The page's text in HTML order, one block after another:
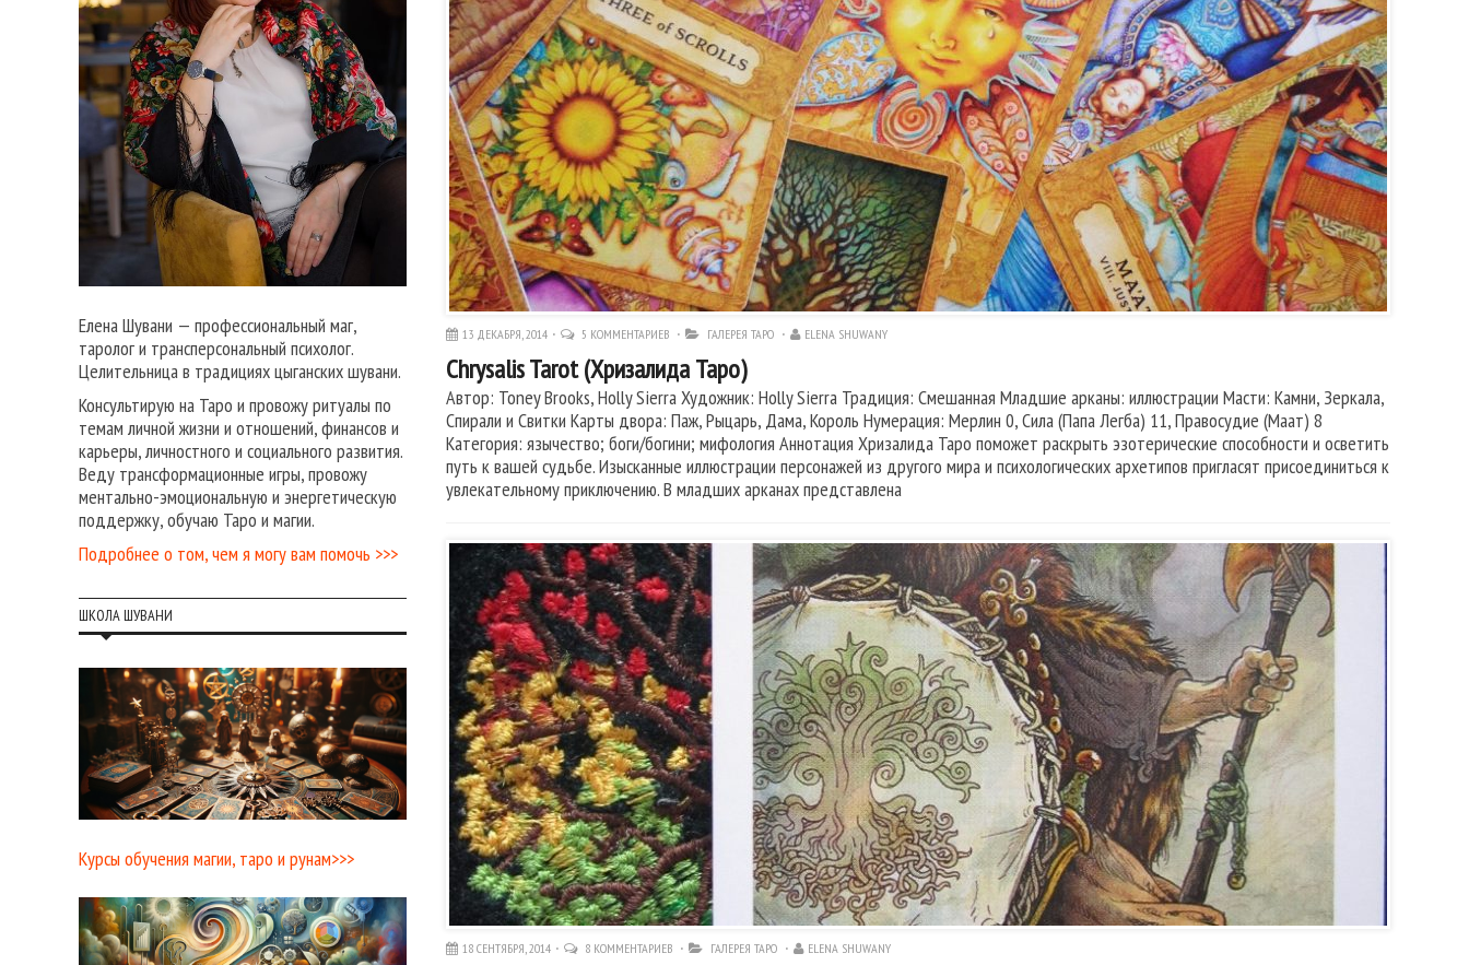
13 ДЕКАБРЯ, 2014 5 КОММЕНТАРИЕВ ГАЛЕРЕЯ ТАРО ELENA SHUWANY
Chrysalis Tarot (Хризалида Таро)
Автор: Toney Brooks, Holly Sierra Художник: Holly Sierra Традиция: Смешанная Младшие арканы: иллюстрации Масти: Камни, Зеркала,
Спирали и Свитки Карты двора: Паж, Рыцарь, Дама, Король Нумерация: Мерлин 0, Сила (Папа Легба) 11, Правосудие (Маат) 8
Категория: язычество; боги/богини; мифология Аннотация Хризалида Таро поможет раскрыть эзотерические способности и осветить
путь к вашей судьбе. Изысканные иллюстрации персонажей из другого мира и психологических архетипов пригласят присоединиться к
увлекательному приключeнию. В младших арканах представлена
18 СЕНТЯБРЯ, 2014 8 КОММЕНТАРИЕВ ГАЛЕРЕЯ ТАРО ELENA SHUWANY
Елена Шувани — профессиональный маг,
таролог и трансперсональный психолог.
Целительница в традициях цыганских шувани.
Консультирую на Таро и провожу ритуалы по
темам личной жизни и отношений, финансов и
карьеры, личностного и социального развития.
Веду трансформационные игры, провожу
ментально-эмоциональную и энергетическую
поддержку, обучаю Таро и магии.
Подробнее о том, чем я могу вам помочь >>>
ШКОЛА ШУВАНИ
Курсы обучения магии, таро и рунам>>>